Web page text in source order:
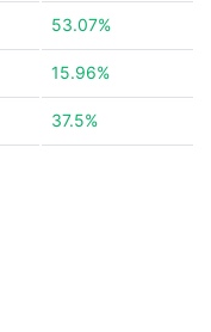
53.07%
15.96%
37.5%